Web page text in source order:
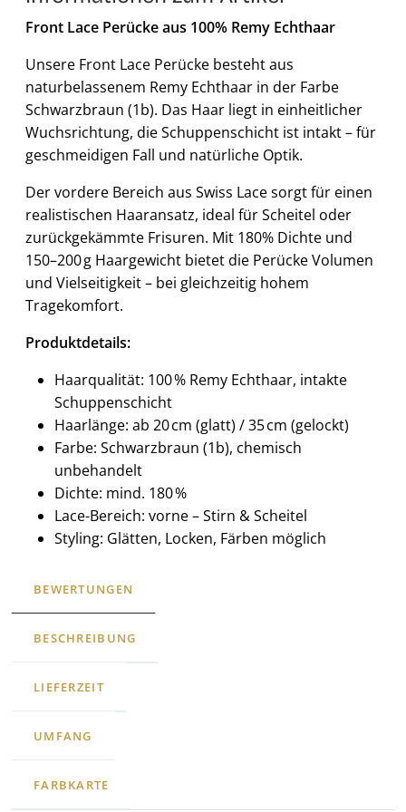
Front Lace Perücke aus 100% Remy Echthaar
Unsere Front Lace Perücke besteht aus
naturbelassenem Remy Echthaar in der Farbe
Schwarzbraun (1b). Das Haar liegt in einheitlicher
Wuchsrichtung, die Schuppenschicht ist intakt – für
geschmeidigen Fall und natürliche Optik.
Der vordere Bereich aus Swiss Lace sorgt für einen
realistischen Haaransatz, ideal für Scheitel oder
zurückgekämmte Frisuren. Mit 180% Dichte und
150–200 g Haargewicht bietet die Perücke Volumen
und Vielseitigkeit – bei gleichzeitig hohem
Tragekomfort.
Produktdetails:
Haarqualität: 100 % Remy Echthaar, intakte
Schuppenschicht
Haarlänge: ab 20 cm (glatt) / 35 cm (gelockt)
Farbe: Schwarzbraun (1b), chemisch
unbehandelt
Dichte: mind. 180 %
Lace-Bereich: vorne – Stirn & Scheitel
Styling: Glätten, Locken, Färben möglich
BEWERTUNGEN
BESCHREIBUNG
LIEFERZEIT
UMFANG
FARBKARTE